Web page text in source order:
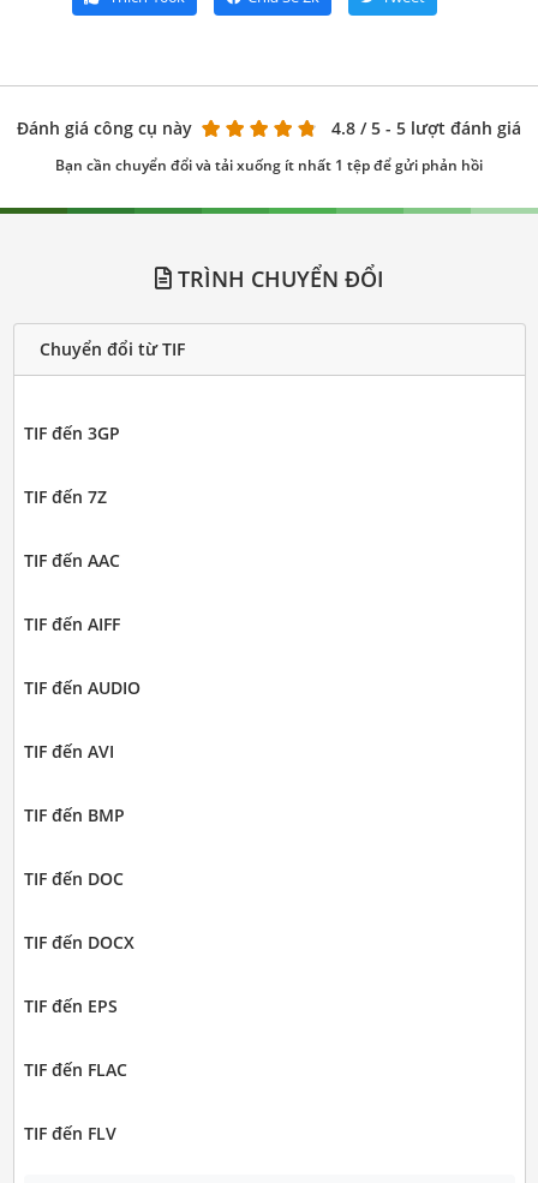
Đánh giá công cụ này 4.8 / 5 - 5 lượt đánh giá
Bạn cần chuyển đổi và tải xuống ít nhất 1 tệp để gửi phản hồi
TRÌNH CHUYỂN ĐỔI
Chuyển đổi từ TIF
TIF đến 3GP
TIF đến 7Z
TIF đến AAC
TIF đến AIFF
TIF đến AUDIO
TIF đến AVI
TIF đến BMP
TIF đến DOC
TIF đến DOCX
TIF đến EPS
TIF đến FLAC
TIF đến FLV